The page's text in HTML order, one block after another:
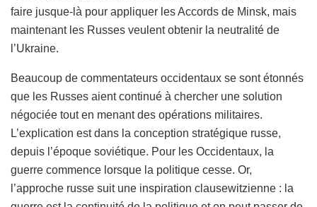
faire jusque-là pour appliquer les Accords de Minsk, mais
maintenant les Russes veulent obtenir la neutralité de
l’Ukraine.
Beaucoup de commentateurs occidentaux se sont étonnés
que les Russes aient continué à chercher une solution
négociée tout en menant des opérations militaires.
L’explication est dans la conception stratégique russe,
depuis l’époque soviétique. Pour les Occidentaux, la
guerre commence lorsque la politique cesse. Or,
l’approche russe suit une inspiration clausewitzienne : la